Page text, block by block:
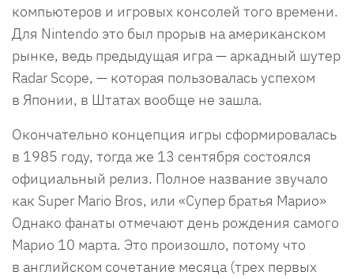
компьютеров и игровых консолей того времени.
Для Nintendo это был прорыв на американском
рынке, ведь предыдущая игра — аркадный шутер
Radar Scope, — которая пользовалась успехом
в Японии, в Штатах вообще не зашла.
Окончательно концепция игры сформировалась
в 1985 году, тогда же 13 сентября состоялся
официальный релиз. Полное название звучало
как Super Mario Bros, или «Супер братья Марио»
Однако фанаты отмечают день рождения самого
Марио 10 марта. Это произошло, потому что
в английском сочетание месяца (трех первых